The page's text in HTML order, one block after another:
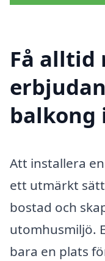
Få alltid
balkong
Att installera
ett utmärkt
bostad och
utomhusmiljö.
bara en plats